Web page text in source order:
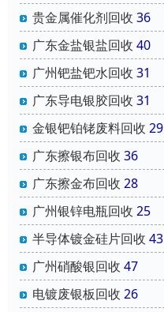
贵金属催化剂回收 36
广东金盐银盐回收 40
广州钯盐钯水回收 31
广东导电银胶回收 31
金银钯铂铑废料回收 29
广东擦银布回收 36
广东擦金布回收 28
广州银锌电瓶回收 25
半导体镀金硅片回收 43
广州硝酸银回收 47
电镀废银板回收 26